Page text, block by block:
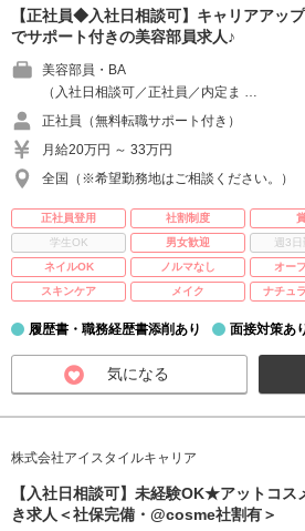
【正社員◆入社日相談可】キャリアアッ
でサポート付きの美容部員求人♪
美容部員・BA
（入社日相談可／正社員／内定ま …
正社員（無料転職サポート付き）
月給20万円 ～ 33万円
全国（※希望勤務地はご相談ください。）
正社員登用 社割制度
学生OK
男女歓迎 週3日
ネイルOK
ノルマなし オー
スキンケア
メイク ナチュ
履歴書・職務経歴書添削あり 面接対策あ
気になる
株式会社アイスタイルキャリア
【入社日相談可】未経験OK★アットコス
き求人＜社保完備・@cosme社割有＞